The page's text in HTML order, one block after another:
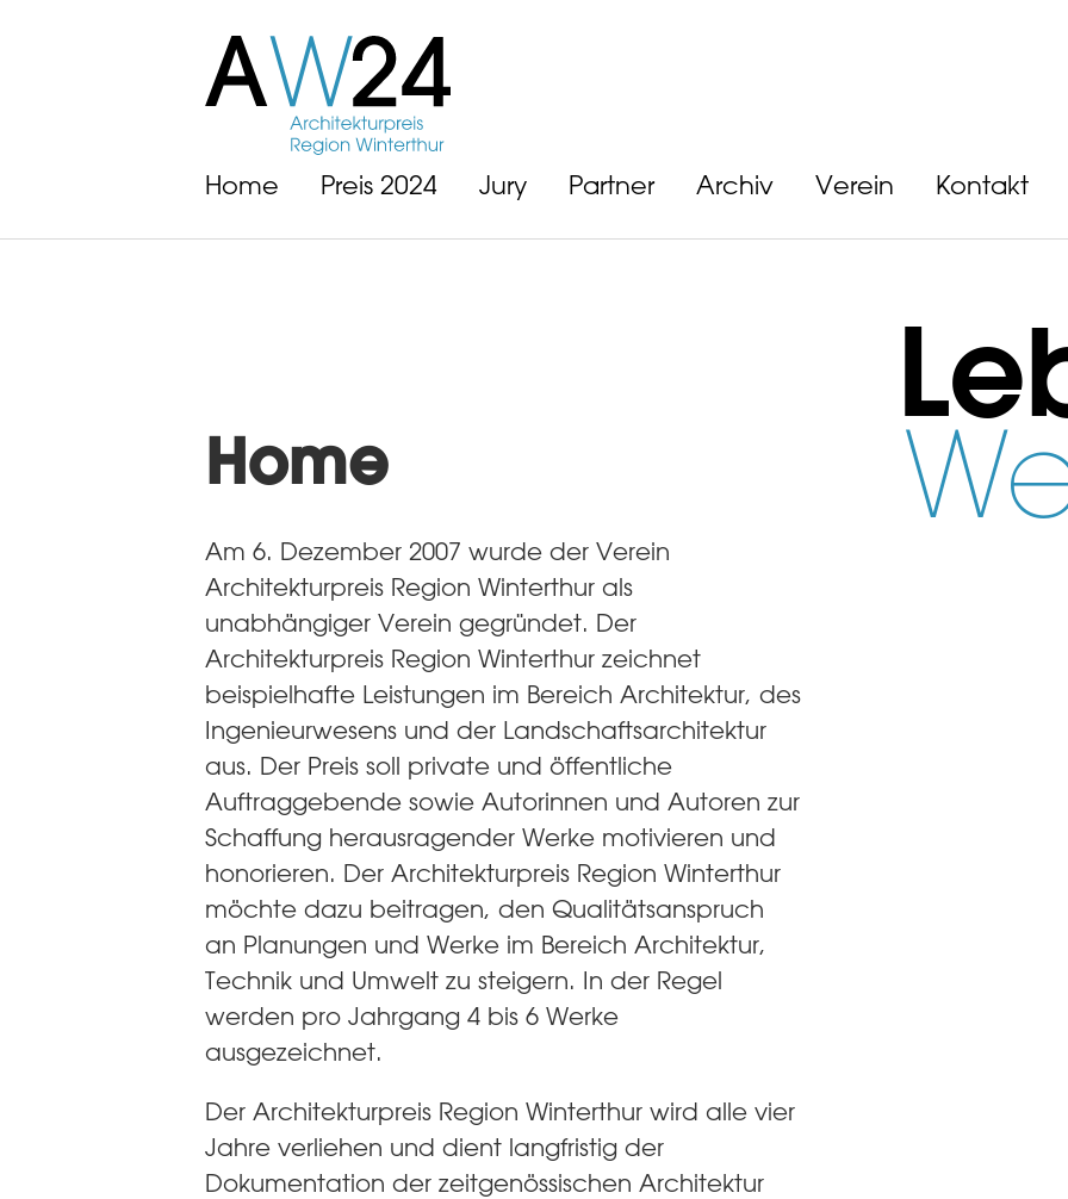
Home Preis 2024 Jury Partner Archiv Verein Kontakt
Home
Am 6. Dezember 2007 wurde der Verein
Architekturpreis Region Winterthur als
unabhängiger Verein gegründet. Der
Architekturpreis Region Winterthur zeichnet
beispielhafte Leistungen im Bereich Architektur, des
Ingenieurwesens und der Landschaftsarchitektur
aus. Der Preis soll private und öffentliche
Auftraggebende sowie Autorinnen und Autoren zur
Schaffung herausragender Werke motivieren und
honorieren. Der Architekturpreis Region Winterthur
möchte dazu beitragen, den Qualitätsanspruch
an Planungen und Werke im Bereich Architektur,
Technik und Umwelt zu steigern. In der Regel
werden pro Jahrgang 4 bis 6 Werke
ausgezeichnet.
Der Architekturpreis Region Winterthur wird alle vier
Jahre verliehen und dient langfristig der
Dokumentation der zeitgenössischen Architektur